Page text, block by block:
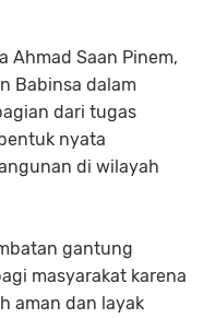
Ahmad Saan Pinem,
Babinsa dalam
dari tugas
nyata
di wilayah
gantung
masyarakat karena
aman dan layak